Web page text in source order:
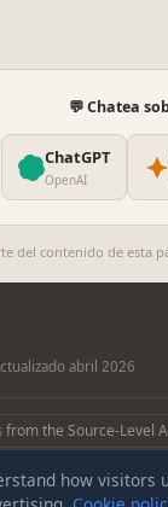
💬 Chatea
ChatGPT
OpenAI
del contenido de esta
abril 2026
from the Source-Level
how visitors